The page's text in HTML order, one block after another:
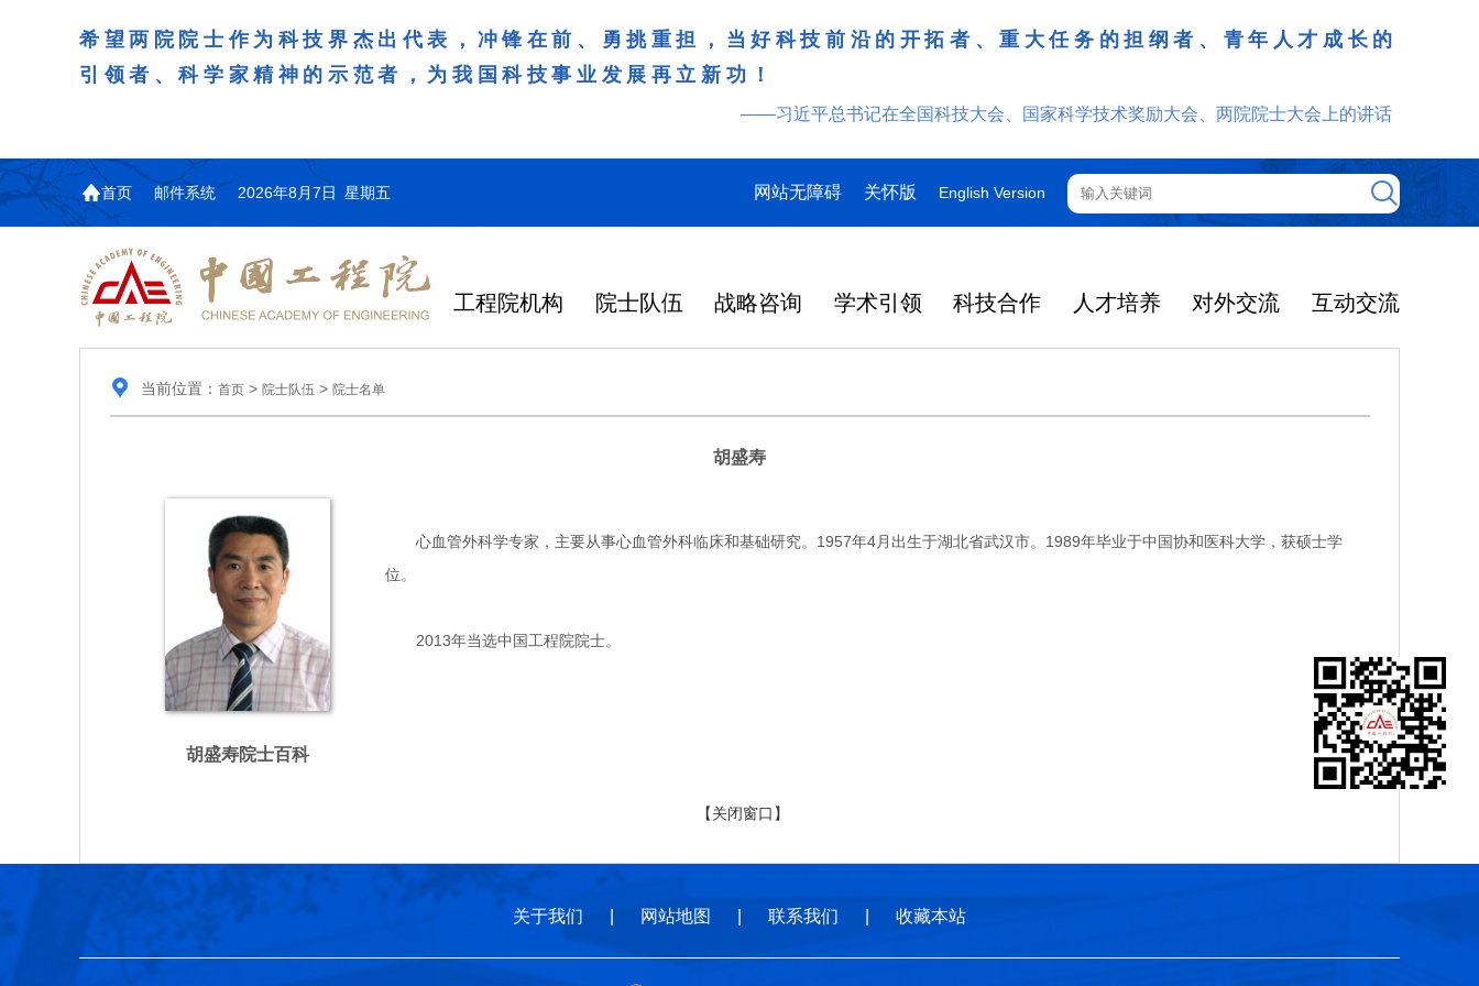
希望两院院士作为科技界杰出代表，冲锋在前、勇挑重担，当好科技前沿的开拓者、重大任务的担纲者、青年人才成长的
引领者、科学家精神的示范者，为我国科技事业发展再立新功！
——习近平总书记在全国科技大会、国家科学技术奖励大会、两院院士大会上的讲话
首页 邮件系统 2026年8月7日 星期五 网站无障碍 关怀版 English Version
工程院机构 院士队伍 战略咨询 学术引领 科技合作 人才培养 对外交流 互动交流
当前位置： 首页> 院士队伍 > 院士名单
胡盛寿
胡盛寿院士百科
心血管外科学专家，主要从事心血管外科临床和基础研究。1957年4月出生于湖北省武汉市。1989年毕业于中国协和医科大学，获硕士学
位。
2013年当选中国工程院院士。
【关闭窗口】
关于我们 网站地图 联系我们 收藏本站